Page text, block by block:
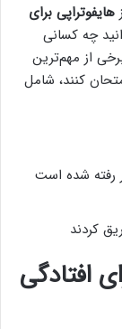
هایفوتراپی برای
چه کسانی
از مهم‌ترین
کنند، شامل
رفته شده است
کردند
افتادگی